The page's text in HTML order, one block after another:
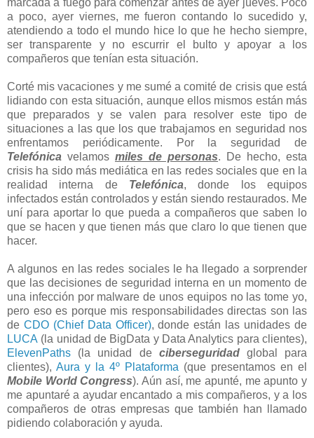
marcada a fuego para comenzar antes de ayer jueves. Poco
a poco, ayer viernes, me fueron contando lo sucedido y,
atendiendo a todo el mundo hice lo que he hecho siempre,
ser transparente y no escurrir el bulto y apoyar a los
compañeros que tenían esta situación.
Corté mis vacaciones y me sumé a comité de crisis que está
lidiando con esta situación, aunque ellos mismos están más
que preparados y se valen para resolver este tipo de
situaciones a las que los que trabajamos en seguridad nos
enfrentamos periódicamente. Por la seguridad de
Telefónica velamos miles de personas. De hecho, esta
crisis ha sido más mediática en las redes sociales que en la
realidad interna de Telefónica, donde los equipos
infectados están controlados y están siendo restaurados. Me
uní para aportar lo que pueda a compañeros que saben lo
que se hacen y que tienen más que claro lo que tienen que
hacer.
A algunos en las redes sociales le ha llegado a sorprender
que las decisiones de seguridad interna en un momento de
una infección por malware de unos equipos no las tome yo,
pero eso es porque mis responsabilidades directas son las
de CDO (Chief Data Officer), donde están las unidades de
LUCA (la unidad de BigData y Data Analytics para clientes),
ElevenPaths (la unidad de ciberseguridadglobal para
clientes), Aura y la 4º Plataforma (que presentamos en el
Mobile World Congress). Aún así, me apunté, me apunto y
me apuntaré a ayudar encantado a mis compañeros, y a los
compañeros de otras empresas que también han llamado
pidiendo colaboración y ayuda.